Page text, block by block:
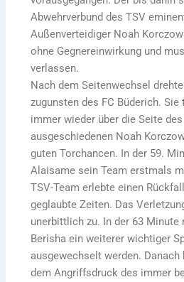
Abwehrverbund des TSV
Außenverteidiger Noah
ohne Gegnereinwirkung und
verlassen.
Nach dem Seitenwechsel
zugunsten des FC Büderich.
immer wieder über die Seite
ausgeschiedenen Noah
guten Torchancen. In der 59.
Alaisame sein Team erstmals
TSV-Team erlebte einen
geglaubte Zeiten. Das
unerbittlich zu. In der 63
Berisha ein weiterer wichtiger
ausgewechselt werden.
dem Angriffsdruck des immer